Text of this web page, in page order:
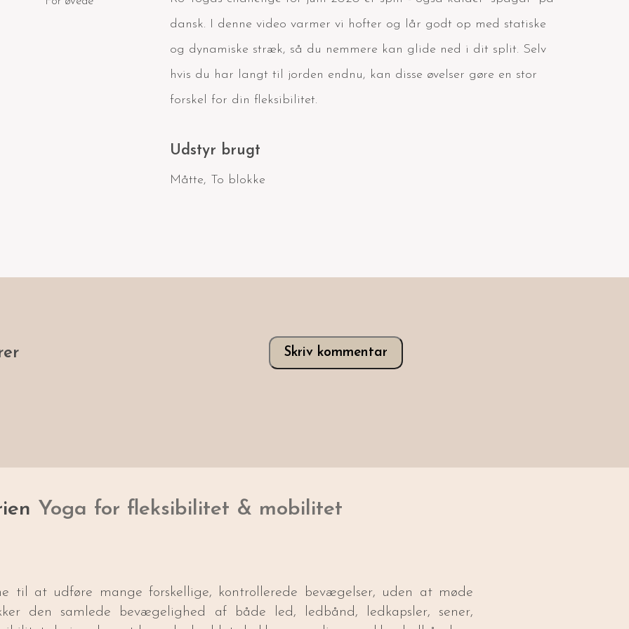
dansk. I denne video varmer vi hofter og lår godt op med statiske
og dynamiske stræk, så du nemmere kan glide ned i dit split. Selv
hvis du har langt til jorden endnu, kan disse øvelser gøre en stor
forskel for din fleksibilitet.
Udstyr brugt
Måtte, To blokke
Skriv kommentar
Yoga for fleksibilitet & mobilitet
til at udføre mange forskellige, kontrollerede bevægelser, uden at møde
den samlede bevægelighed af både led, ledbånd, ledkapsler, sener,